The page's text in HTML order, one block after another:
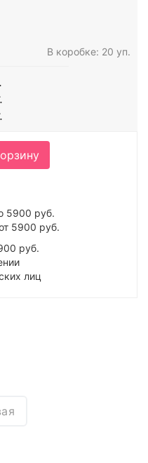
В коробке: 20 уп.
5900 руб.
5900 руб.
руб.
лиц